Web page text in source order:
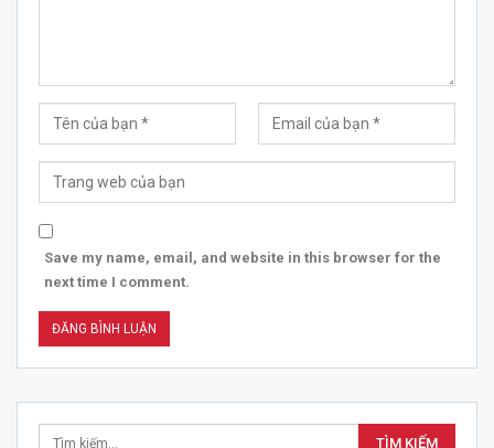
Save my name, email, and website in this browser for the
next time I comment.